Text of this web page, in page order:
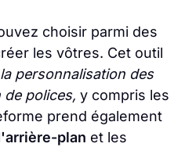
choisir parmi des
les vôtres. Cet outil
personnalisation des
de polices, y compris les
prend également
plan et les